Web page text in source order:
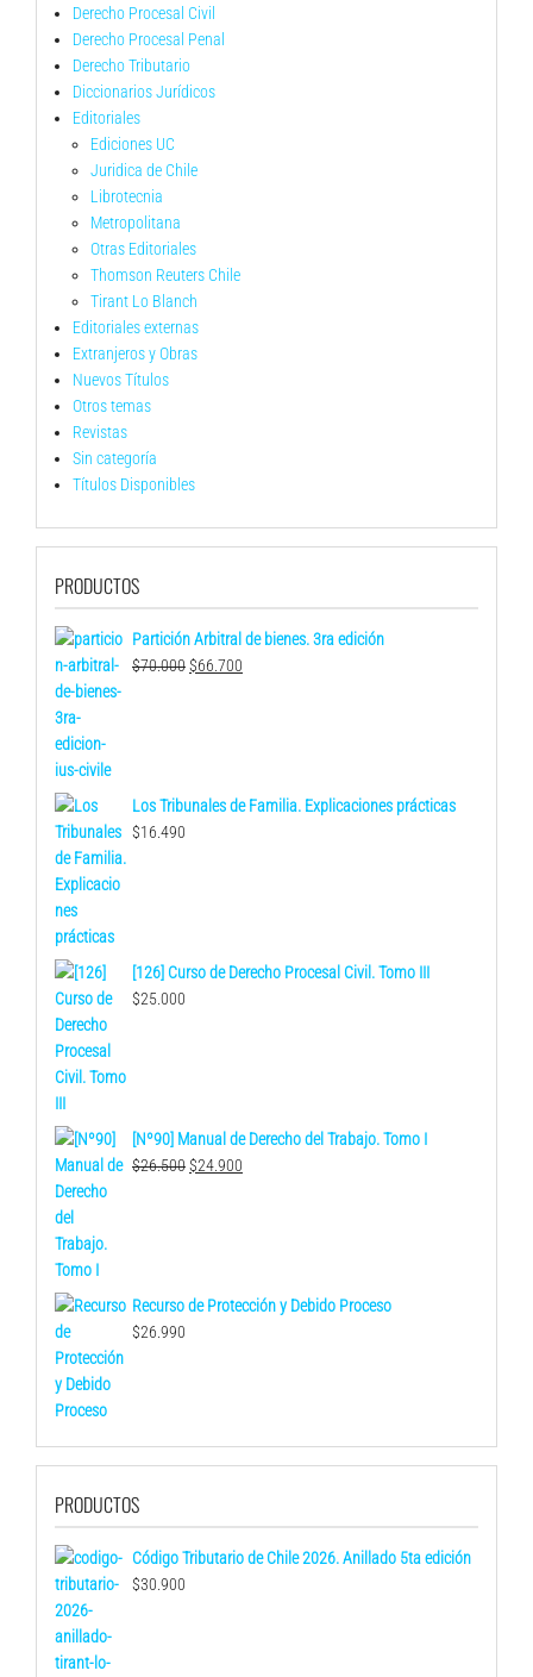
Derecho Procesal Civil
Derecho Procesal Penal
Derecho Tributario
Diccionarios Jurídicos
Editoriales
Ediciones UC
Juridica de Chile
Librotecnia
Metropolitana
Otras Editoriales
Thomson Reuters Chile
Tirant Lo Blanch
Editoriales externas
Extranjeros y Obras
Nuevos Títulos
Otros temas
Revistas
Sin categoría
Títulos Disponibles
PRODUCTOS
Partición Arbitral de bienes. 3ra edición
$70.000El
$66.700
Los Tribunales de Familia. Explicaciones prácticas
$16.490
[126] Curso de Derecho Procesal Civil. Tomo III
$25.000
[Nº90] Manual de Derecho del Trabajo. Tomo I
$26.500El
$24.900
Recurso de Protección y Debido Proceso
$26.990
PRODUCTOS
Código Tributario de Chile 2026. Anillado 5ta edición
$30.900